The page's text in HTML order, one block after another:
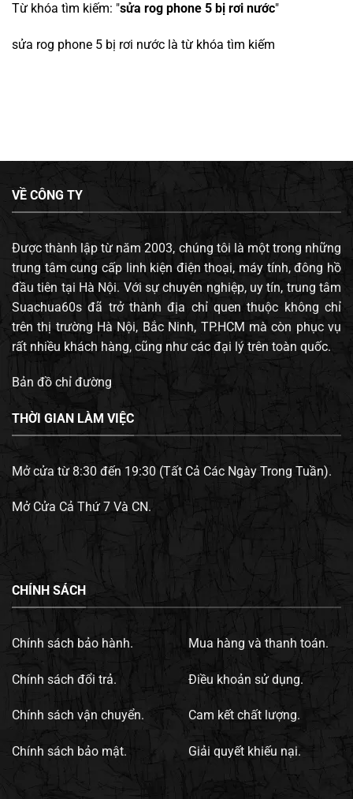
Từ khóa tìm kiếm: "sửa rog phone 5 bị rơi nước"
sửa rog phone 5 bị rơi nước là từ khóa tìm kiếm
VỀ CÔNG TY
Được thành lập từ năm 2003, chúng tôi là một trong những
trung tâm cung cấp linh kiện điện thoại, máy tính, đông hồ
đầu tiên tại Hà Nội. Với sự chuyên nghiệp, uy tín, trung tâm
Suachua60s đã trở thành địa chỉ quen thuộc không chỉ
trên thị trường Hà Nội, Bắc Ninh, TP.HCM mà còn phục vụ
rất nhiều khách hàng, cũng như các đại lý trên toàn quốc.
Bản đồ chỉ đường
THỜI GIAN LÀM VIỆC
Mở cửa từ 8:30 đến 19:30 (Tất Cả Các Ngày Trong Tuần).
Mở Cửa Cả Thứ 7 Và CN.
CHÍNH SÁCH
Chính sách bảo hành.
Chính sách đổi trả.
Chính sách vận chuyển.
Chính sách bảo mật.
Mua hàng và thanh toán.
Điều khoản sử dụng.
Cam kết chất lượng.
Giải quyết khiếu nại.